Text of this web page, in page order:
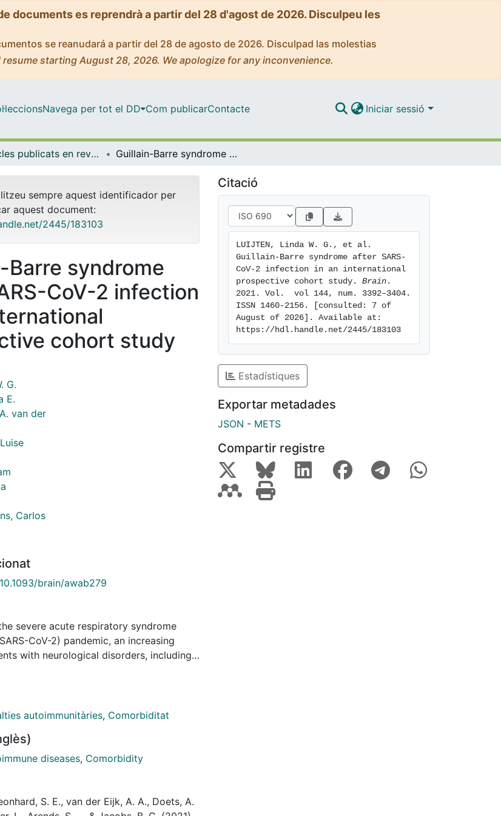
documents es reprendrà a partir del 28 d'agost de 2026. Disculpeu les
se reanudará a partir del 28 de agosto de 2026. Disculpad las molestias
starting August 28, 2026. We apologize for any inconvenience.
Navega per tot el DD Com publicarContacte Iniciar sessió
Articles publicats en revistes (Institut d'lnvestigació Biomèdica de Bellvitge (IDIBELL)) Guillain-Barre syndrome after SARS-CoV-2 infection in an international prospective cohort study
sempre aquest identificador per
aquest document:
2445/183103
Barre syndrome
CoV-2 infection
cohort study
G.
E.
van der
Carlos
brain/awab279
severe acute respiratory syndrome
CoV-2) pandemic, an increasing
with neurological disorders, including
(GBS), have been reported
coincidental or not, as most publications
or small regional retrospective cohort
GBS Outcome Study is an ongoing
2 weeks from onset of weakness. Data
in this study, between 30 January
autoimmunitàries, Comorbiditat
diseases, Comorbidity
S. E., van der Eijk, A. A., Doets, A.
Citació
LUIJTEN, Linda W. G., et al.
Guillain-Barre syndrome after SARS-
CoV-2 infection in an international
prospective cohort study. Brain .
2021. Vol.  vol 144, num. 3392–3404.
ISSN 1460-2156. [consulted: 7 of
August of 2026]. Available at:
https://hdl.handle.net/2445/183103
Estadístiques
Exportar metadades
JSON - METS
Compartir registre